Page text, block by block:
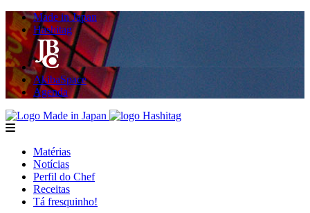
Made in Japan
Hashitag
AkibaSpace
Agenda
Powered By Made in Japan
Hashitag
menu
Matérias
Notícias
Perfil do Chef
Receitas
Tá fresquinho!